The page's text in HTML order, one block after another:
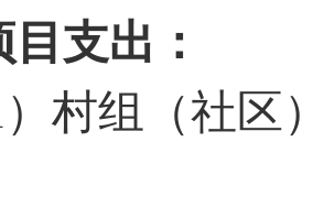
目支出：
）村组（社区